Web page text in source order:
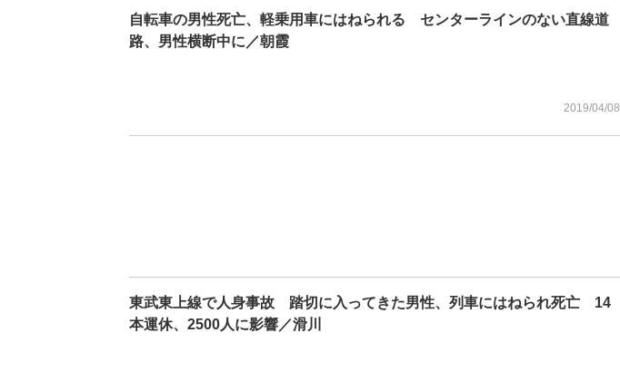
自転車の男性死亡、軽乗用車にはねられる センターラインのない直線道
路、男性横断中に／朝霞
2019/04/08
東武東上線で人身事故 踏切に入ってきた男性、列車にはねられ死亡 14
本運休、2500人に影響／滑川